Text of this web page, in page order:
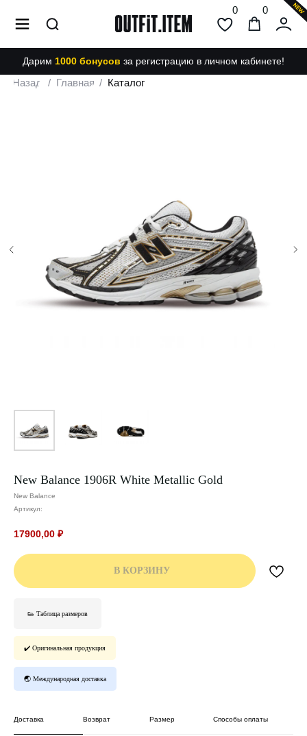
Назад Главная
/ Каталог
/
New Balance 1906R White Metallic Gold
New Balance
Артикул:
17900,00 ₽
В КОРЗИНУ
👟 Таблица размеров
✔️ Оригинальная продукция
🌏 Международная доставка
Доставка Возврат Размер Способы оплаты